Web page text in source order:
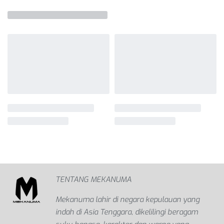
TENTANG MEKANUMA
Mekanuma lahir di negara kepulauan yang
indah di Asia Tenggara, dikelilingi beragam